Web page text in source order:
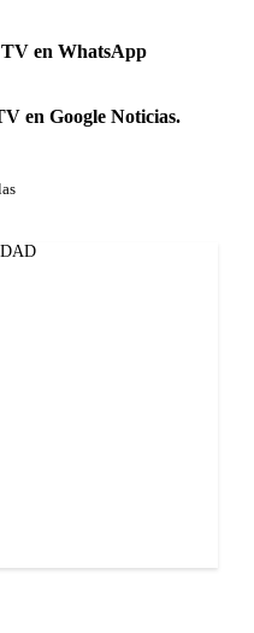
en WhatsApp
en Google Noticias.